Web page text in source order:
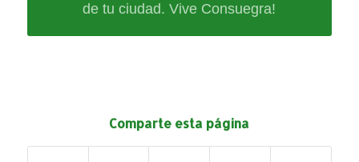
de tu ciudad. Vive Consuegra!
Comparte esta página